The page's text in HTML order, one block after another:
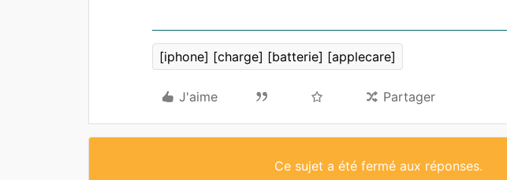
[iphone] [charge] [batterie] [applecare]
J'aime Partager
Ce sujet a été fermé aux réponses.